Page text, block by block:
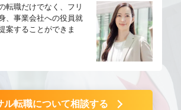
ル転職について相談する
転職だけでなく、フリ
、事業会社への役員就
案することができま